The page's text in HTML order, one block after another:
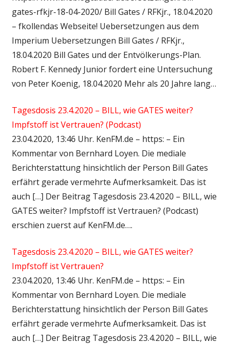
gates-rfkjr-18-04-2020/ Bill Gates / RFKjr., 18.04.2020
– fkollendas Webseite! Uebersetzungen aus dem
Imperium Uebersetzungen Bill Gates / RFKjr.,
18.04.2020 Bill Gates und der Entvölkerungs-Plan.
Robert F. Kennedy Junior fordert eine Untersuchung
von Peter Koenig, 18.04.2020 Mehr als 20 Jahre lang…
Tagesdosis 23.4.2020 – BILL, wie GATES weiter?
Impfstoff ist Vertrauen? (Podcast)
23.04.2020, 13:46 Uhr. KenFM.de – https: – Ein
Kommentar von Bernhard Loyen. Die mediale
Berichterstattung hinsichtlich der Person Bill Gates
erfährt gerade vermehrte Aufmerksamkeit. Das ist
auch […] Der Beitrag Tagesdosis 23.4.2020 – BILL, wie
GATES weiter? Impfstoff ist Vertrauen? (Podcast)
erschien zuerst auf KenFM.de….
Tagesdosis 23.4.2020 – BILL, wie GATES weiter?
Impfstoff ist Vertrauen?
23.04.2020, 13:46 Uhr. KenFM.de – https: – Ein
Kommentar von Bernhard Loyen. Die mediale
Berichterstattung hinsichtlich der Person Bill Gates
erfährt gerade vermehrte Aufmerksamkeit. Das ist
auch […] Der Beitrag Tagesdosis 23.4.2020 – BILL, wie